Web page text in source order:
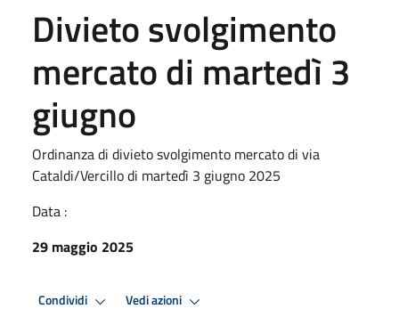
Divieto svolgimento
mercato di martedì 3
giugno
Ordinanza di divieto svolgimento mercato di via
Cataldi/Vercillo di martedì 3 giugno 2025
Data :
29 maggio 2025
Condividi Vedi azioni